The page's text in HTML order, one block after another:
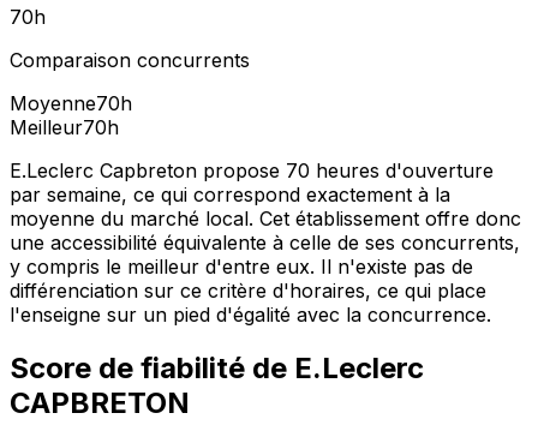
70h
Comparaison concurrents
Moyenne70h
Meilleur70h
E.Leclerc Capbreton propose 70 heures d'ouverture
par semaine, ce qui correspond exactement à la
moyenne du marché local. Cet établissement offre donc
une accessibilité équivalente à celle de ses concurrents,
y compris le meilleur d'entre eux. Il n'existe pas de
différenciation sur ce critère d'horaires, ce qui place
l'enseigne sur un pied d'égalité avec la concurrence.
Score de fiabilité de E.Leclerc
CAPBRETON